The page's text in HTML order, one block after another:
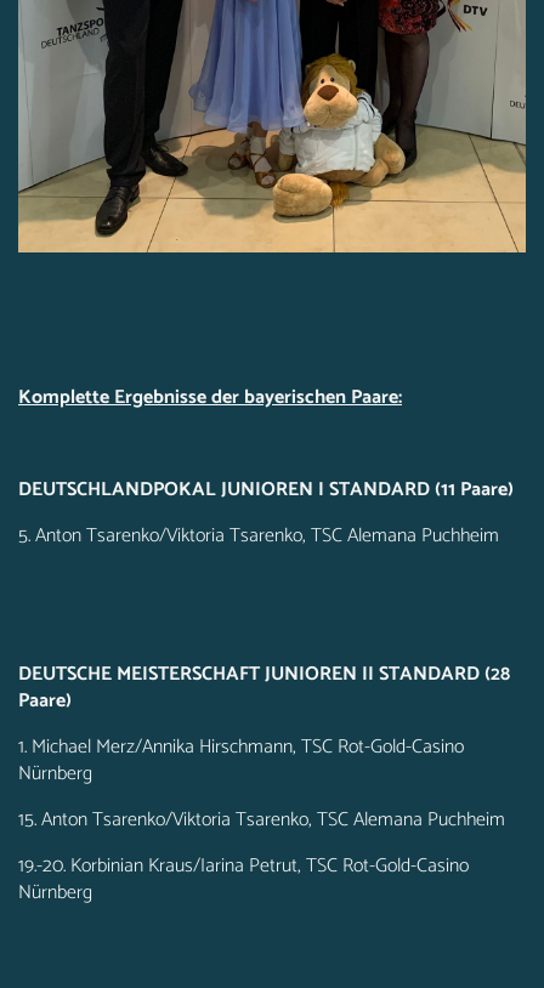
Komplette Ergebnisse der bayerischen Paare:
DEUTSCHLANDPOKAL JUNIOREN I STANDARD (11 Paare)
5. Anton Tsarenko/Viktoria Tsarenko, TSC Alemana Puchheim
DEUTSCHE MEISTERSCHAFT JUNIOREN II STANDARD (28
Paare)
1. Michael Merz/Annika Hirschmann, TSC Rot-Gold-Casino
Nürnberg
15. Anton Tsarenko/Viktoria Tsarenko, TSC Alemana Puchheim
19.-20. Korbinian Kraus/Iarina Petrut, TSC Rot-Gold-Casino
Nürnberg